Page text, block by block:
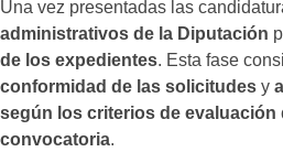
Una vez presentadas las
administrativos de la Diputación
de los expedientes. Esta fase
conformidad de las solicitudes y
según los criterios de evaluación
convocatoria.